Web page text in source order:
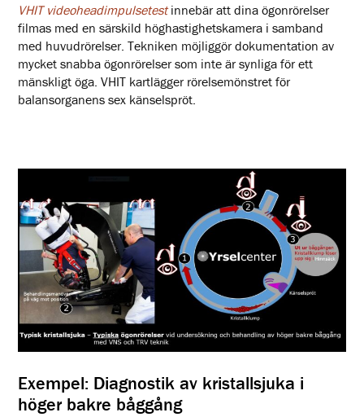
VHIT videoheadimpulsetestinnebär att dina ögonrörelser
filmas med en särskild höghastighetskamera i samband
med huvudrörelser. Tekniken möjliggör dokumentation av
mycket snabba ögonrörelser som inte är synliga för ett
mänskligt öga. VHIT kartlägger rörelsemönstret för
balansorganens sex känselspröt.
Exempel: Diagnostik av kristallsjuka i
höger bakre båggång